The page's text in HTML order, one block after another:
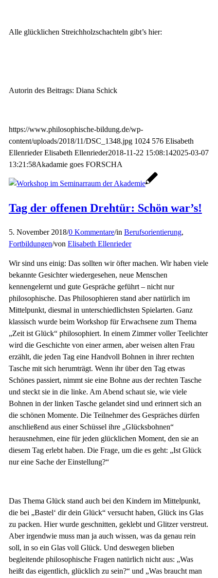
Alle glücklichen Streichholzschachteln gibt’s hier:
Autorin des Beitrags: Diana Schick
https://www.philosophische-bildung.de/wp-
content/uploads/2018/11/DSC_1348.jpg 1024 576 Elisabeth
Ellenrieder Elisabeth Ellenrieder2018-11-22 15:08:142025-03-07
13:21:58Akadamie goes FORSCHA
Tag der offenen Drehtür: Schön war’s!
5. November 2018/0 Kommentare/in Berufsorientierung,
Fortbildungen/von Elisabeth Ellenrieder
Wir sind uns einig: Das sollten wir öfter machen. Wir haben viele
bekannte Gesichter wiedergesehen, neue Menschen
kennengelernt und gute Gespräche geführt – nicht nur
philosophische. Das Philosophieren stand aber natürlich im
Mittelpunkt, diesmal in unterschiedlichsten Spielarten. Ganz
klassisch wurde beim Workshop für Erwachsene zum Thema
„Zeit ist Glück“ philosophiert. In einem Zimmer voller Teelichter
wird die Geschichte von einer armen, aber weisen alten Frau
erzählt, die jeden Tag eine Handvoll Bohnen in ihrer rechten
Tasche mit sich herumträgt. Wenn ihr über den Tag etwas
Schönes passiert, nimmt sie eine Bohne aus der rechten Tasche
und steckt sie in die linke. Am Abend schaut sie, wie viele
Bohnen in der linken Tasche gelandet sind und erinnert sich an
die schönen Momente. Die Teilnehmer des Gespräches dürfen
anschließend aus einer Schüssel ihre „Glücksbohnen“
herausnehmen, eine für jeden glücklichen Moment, den sie an
diesem Tag erlebt haben. Die Frage, um die es geht: „Ist Glück
nur eine Sache der Einstellung?“
Das Thema Glück stand auch bei den Kindern im Mittelpunkt,
die bei „Bastel‘ dir dein Glück“ versucht haben, Glück ins Glas
zu packen. Hier wurde geschnitten, geklebt und Glitzer verstreut.
Aber irgendwie muss man ja auch wissen, was da genau rein
soll, in so ein Glas voll Glück. Und deswegen blieben
begleitende philosophische Fragen natürlich nicht aus: „Was
heißt das eigentlich, glücklich zu sein?“ und „Was braucht man